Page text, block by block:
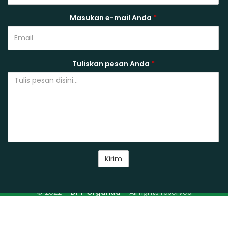
Masukan e-mail Anda *
Tuliskan pesan Anda *
© 2022 –DPP Organda– All rights reserved